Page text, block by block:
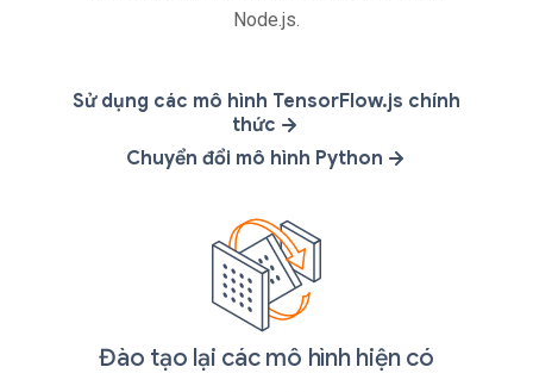
Node.js.
Sử dụng các mô hình TensorFlow.js chính
thức
Chuyển đổi mô hình Python
Đào tạo lại các mô hình hiện có